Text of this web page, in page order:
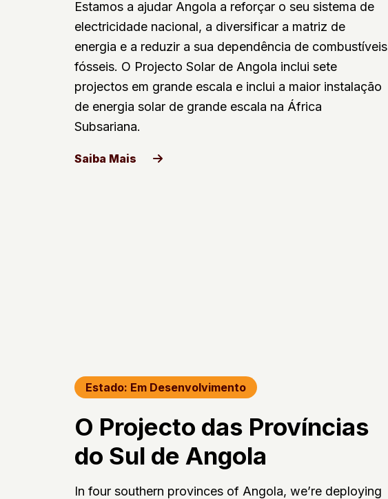
Estamos a ajudar Angola a reforçar o seu sistema de
electricidade nacional, a diversificar a matriz de
energia e a reduzir a sua dependência de combustíveis
fósseis. O Projecto Solar de Angola inclui sete
projectos em grande escala e inclui a maior instalação
de energia solar de grande escala na África
Subsariana.
Saiba Mais
Estado: Em Desenvolvimento
O Projecto das Províncias
do Sul de Angola
In four southern provinces of Angola, we’re deploying